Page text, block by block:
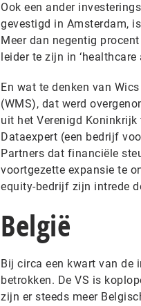
Ook een ander
gevestigd in Amsterdam,
Meer dan negentig
leider te zijn in ‘healthcare
En wat te denken van
(WMS), dat werd
uit het Verenigd
Dataexpert (een bedrijf
Partners dat financiële
voortgezette expansie te
equity-bedrijf zijn intrede
België
Bij circa een kwart van de
betrokken. De VS is
zijn er steeds meer